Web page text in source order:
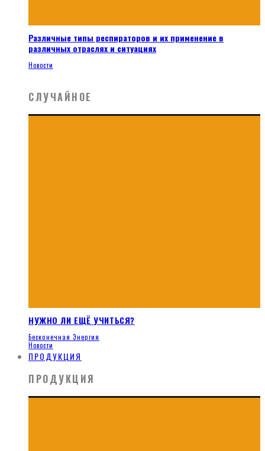
Различные типы респираторов и их применение в
различных отраслях и ситуациях
Новости
СЛУЧАЙНОЕ
НУЖНО ЛИ ЕЩЁ УЧИТЬСЯ?
Бесконечная Энергия
Новости
ПРОДУКЦИЯ
ПРОДУКЦИЯ